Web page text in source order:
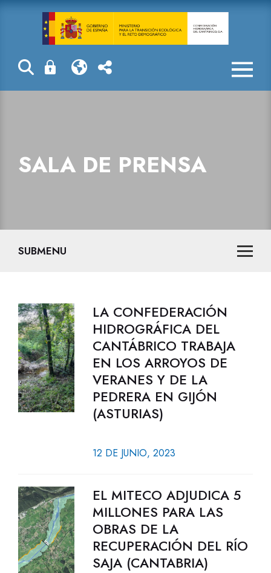
Sala de prensa
SALA DE PRENSA
SUBMENU
LA CONFEDERACIÓN
HIDROGRÁFICA DEL
CANTÁBRICO TRABAJA
EN LOS ARROYOS DE
VERANES Y DE LA
PEDRERA EN GIJÓN
(ASTURIAS)
12 DE JUNIO, 2023
EL MITECO ADJUDICA 5
MILLONES PARA LAS
OBRAS DE LA
RECUPERACIÓN DEL RÍO
SAJA (CANTABRIA)